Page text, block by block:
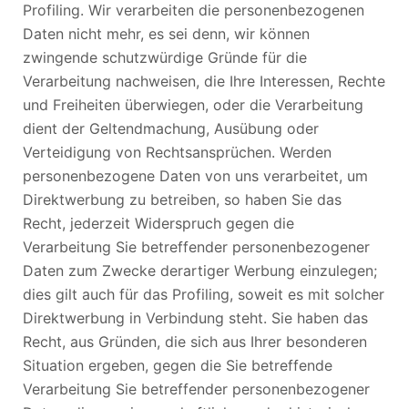
Profiling. Wir verarbeiten die personenbezogenen
Daten nicht mehr, es sei denn, wir können
zwingende schutzwürdige Gründe für die
Verarbeitung nachweisen, die Ihre Interessen, Rechte
und Freiheiten überwiegen, oder die Verarbeitung
dient der Geltendmachung, Ausübung oder
Verteidigung von Rechtsansprüchen. Werden
personenbezogene Daten von uns verarbeitet, um
Direktwerbung zu betreiben, so haben Sie das
Recht, jederzeit Widerspruch gegen die
Verarbeitung Sie betreffender personenbezogener
Daten zum Zwecke derartiger Werbung einzulegen;
dies gilt auch für das Profiling, soweit es mit solcher
Direktwerbung in Verbindung steht. Sie haben das
Recht, aus Gründen, die sich aus Ihrer besonderen
Situation ergeben, gegen die Sie betreffende
Verarbeitung Sie betreffender personenbezogener